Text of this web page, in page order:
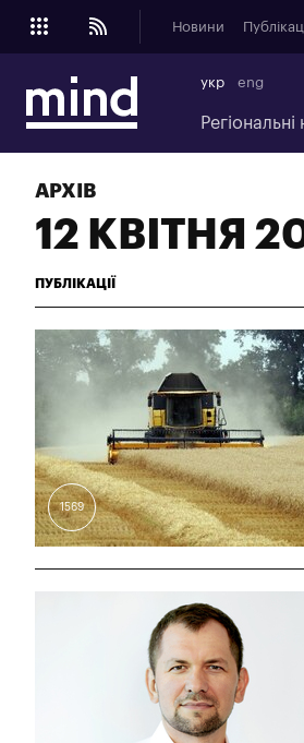
Новини
укр eng
АРХІВ
12 КВІТНЯ
ПУБЛІКАЦІЇ
1569